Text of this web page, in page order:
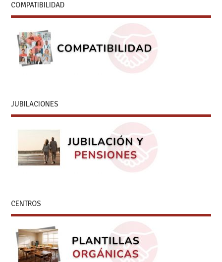
COMPATIBILIDAD
JUBILACIONES
CENTROS